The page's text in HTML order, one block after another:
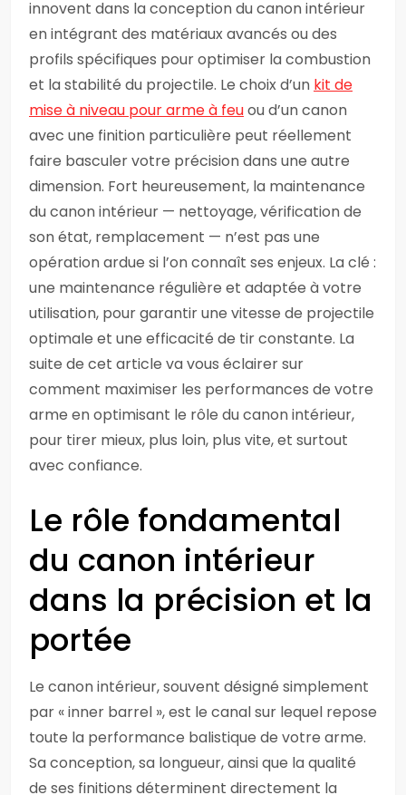
innovent dans la conception du canon intérieur
en intégrant des matériaux avancés ou des
profils spécifiques pour optimiser la combustion
et la stabilité du projectile. Le choix d’un kit de
mise à niveau pour arme à feuou d’un canon
avec une finition particulière peut réellement
faire basculer votre précision dans une autre
dimension. Fort heureusement, la maintenance
du canon intérieur — nettoyage, vérification de
son état, remplacement — n’est pas une
opération ardue si l’on connaît ses enjeux. La clé :
une maintenance régulière et adaptée à votre
utilisation, pour garantir une vitesse de projectile
optimale et une efficacité de tir constante. La
suite de cet article va vous éclairer sur
comment maximiser les performances de votre
arme en optimisant le rôle du canon intérieur,
pour tirer mieux, plus loin, plus vite, et surtout
avec confiance.
Le rôle fondamental
du canon intérieur
dans la précision et la
portée
Le canon intérieur, souvent désigné simplement
par « inner barrel », est le canal sur lequel repose
toute la performance balistique de votre arme.
Sa conception, sa longueur, ainsi que la qualité
de ses finitions déterminent directement la